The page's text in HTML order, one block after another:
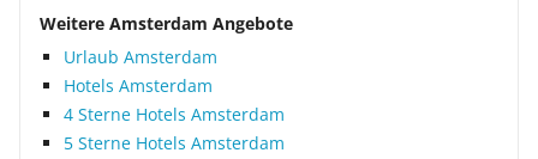
Weitere Amsterdam Angebote
Urlaub Amsterdam
Hotels Amsterdam
4 Sterne Hotels Amsterdam
5 Sterne Hotels Amsterdam